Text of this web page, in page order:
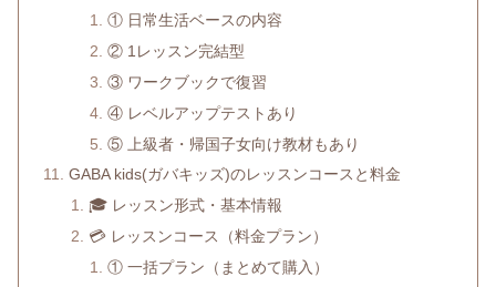
① 日常生活ベースの内容
② 1レッスン完結型
③ ワークブックで復習
④ レベルアップテストあり
⑤ 上級者・帰国子女向け教材もあり
GABA kids(ガバキッズ)のレッスンコースと料金
🎓 レッスン形式・基本情報
💳 レッスンコース（料金プラン）
① 一括プラン（まとめて購入）